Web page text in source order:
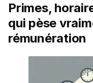
Primes,
qui pèse
rémunération